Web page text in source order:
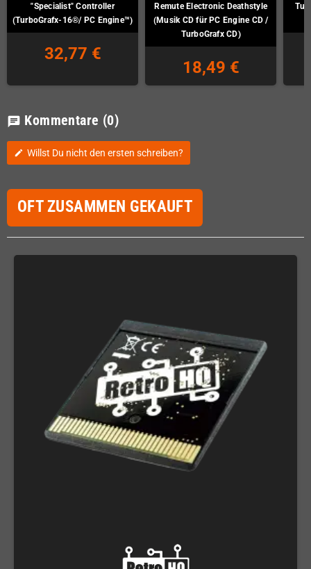
"Specialist" Controller
(TurboGrafx-16®/ PC Engine™)
32,77 €
Remute Electronic Deathstyle
(Musik CD für PC Engine CD /
TurboGrafx CD)
18,49 €
chat Kommentare (0)
edit Willst Du nicht den ersten schreiben?
OFT ZUSAMMEN GEKAUFT